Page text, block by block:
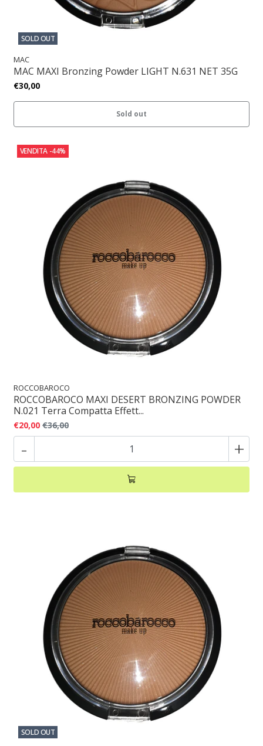
SOLD OUT
MAC
MAC MAXI Bronzing Powder LIGHT N.631 NET 35G
€30,00
Sold out
VENDITA -44%
ROCCOBAROCO
ROCCOBAROCO MAXI DESERT BRONZING POWDER
N.021 Terra Compatta Effett...
€20,00 €36,00
- +
SOLD OUT